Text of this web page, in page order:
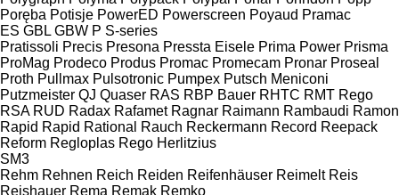
Poręba Potisje PowerED Powerscreen Poyaud Pramac
ES GBL GBW P S-series
Pratissoli Precis Presona Pressta Eisele Prima Power Prisma
ProMag Prodeco Produs Promac Promecam Pronar Proseal
Proth Pullmax Pulsotronic Pumpex Putsch Meniconi
Putzmeister QJ Quaser RAS RBP Bauer RHTC RMT Rego
RSA RUD Radax Rafamet Ragnar Raimann Rambaudi Ramon
Rapid Rapid Rational Rauch Reckermann Record Reepack
Reform Regloplas Rego Herlitzius
SM3
Rehm Rehnen Reich Reiden Reifenhäuser Reimelt Reis
Reishauer Rema Remak Remko